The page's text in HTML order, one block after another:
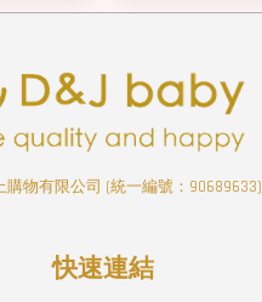
購物有限公司 (統一編號：90689633)
快速連結